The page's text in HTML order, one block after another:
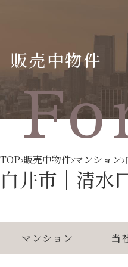
販売中物件
TOP›販売中物件›マンション›
白井市｜清水
マンション 当